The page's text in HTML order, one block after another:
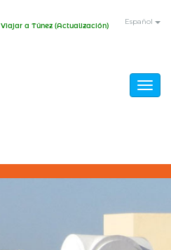
Español
Viajar a Túnez (Actualización)